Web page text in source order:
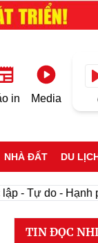
in Media
NHÀ ĐẤT DU
do - Hạnh phúc
TIN ĐỌC